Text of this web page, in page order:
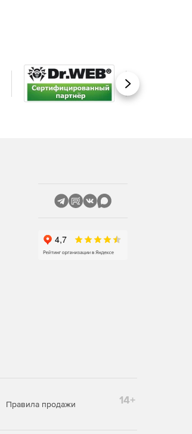
Вперед
Правила продажи 14+